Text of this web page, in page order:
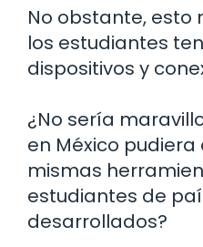
No obstante, esto
los estudiantes
dispositivos y
¿No sería
en México
mismas
estudiantes de
desarrollados?